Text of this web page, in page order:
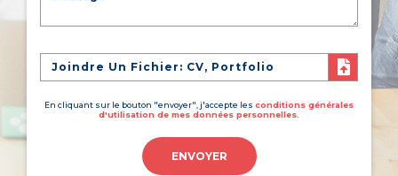
Joindre Un Fichier: CV, Portfolio
En cliquant sur le bouton "envoyer", j'accepte les conditions générales
d'utilisation de mes données personnelles.
ENVOYER